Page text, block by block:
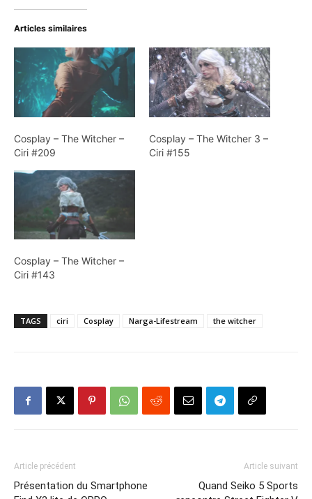
Articles similaires
Cosplay – The Witcher –
Ciri #209
Cosplay – The Witcher 3 –
Ciri #155
Cosplay – The Witcher –
Ciri #143
TAGS ciri Cosplay Narga-Lifestream the witcher
Article précédent
Présentation du Smartphone
Article suivant
Quand Seiko 5 Sports